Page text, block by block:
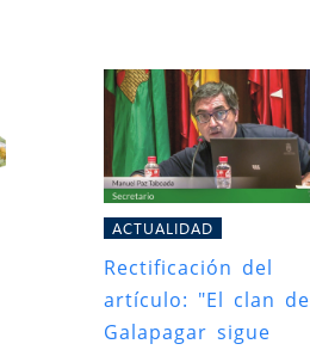
ACTUALIDAD
Rectificación del
artículo: "El clan de
Galapagar sigue